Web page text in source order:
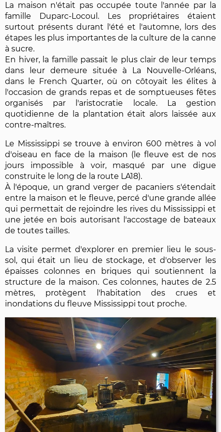
La maison n'était pas occupée toute l'année par la
famille Duparc-Locoul. Les propriétaires étaient
surtout présents durant l'été et l'automne, lors des
étapes les plus importantes de la culture de la canne
à sucre.
En hiver, la famille passait le plus clair de leur temps
dans leur demeure située à La Nouvelle-Orléans,
dans le French Quarter, où on côtoyait les élites à
l'occasion de grands repas et de somptueuses fêtes
organisés par l'aristocratie locale. La gestion
quotidienne de la plantation était alors laissée aux
contre-maîtres.
Le Mississippi se trouve à environ 600 mètres à vol
d'oiseau en face de la maison (le fleuve est de nos
jours impossible à voir, masqué par une digue
construite le long de la route LA18).
À l'époque, un grand verger de pacaniers s'étendait
entre la maison et le fleuve, percé d'une grande allée
qui permettait de rejoindre les rives du Mississippi et
une jetée en bois autorisant l'accostage de bateaux
de toutes tailles.
La visite permet d'explorer en premier lieu le sous-
sol, qui était un lieu de stockage, et d'observer les
épaisses colonnes en briques qui soutiennent la
structure de la maison. Ces colonnes, hautes de 2.5
mètres, protègent l'habitation des crues et
inondations du fleuve Mississippi tout proche.